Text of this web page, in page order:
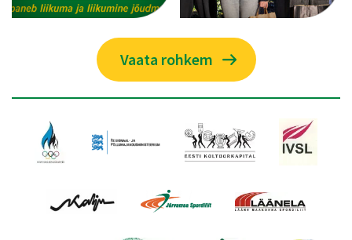
Vaata rohkem